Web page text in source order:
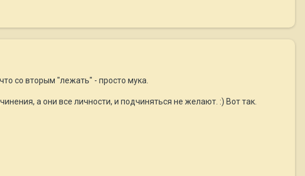
со вторым "лежать" - просто мука.
а они все личности, и подчиняться не желают. :) Вот так.